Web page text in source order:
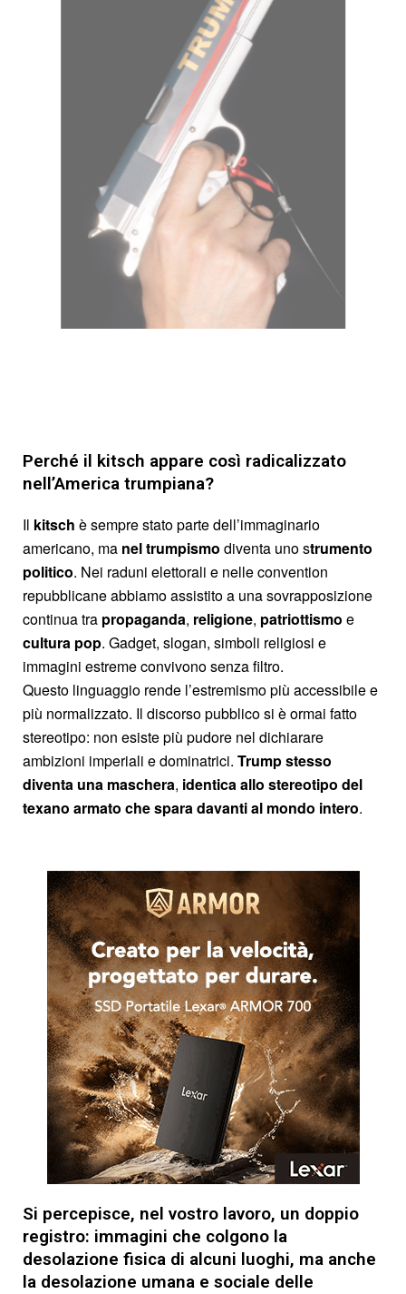
Perché il kitsch appare così radicalizzato
nell’America trumpiana?
Il kitsch è sempre stato parte dell’immaginario
americano, ma nel trumpismo diventa uno strumento
politico. Nei raduni elettorali e nelle convention
repubblicane abbiamo assistito a una sovrapposizione
continua tra propaganda, religione, patriottismo e
cultura pop. Gadget, slogan, simboli religiosi e
immagini estreme convivono senza filtro.
Questo linguaggio rende l’estremismo più accessibile e
più normalizzato. Il discorso pubblico si è ormai fatto
stereotipo: non esiste più pudore nel dichiarare
ambizioni imperiali e dominatrici. Trump stesso
diventa una maschera, identica allo stereotipo del
texano armato che spara davanti al mondo intero.
Si percepisce, nel vostro lavoro, un doppio
registro: immagini che colgono la
desolazione fisica di alcuni luoghi, ma anche
la desolazione umana e sociale delle